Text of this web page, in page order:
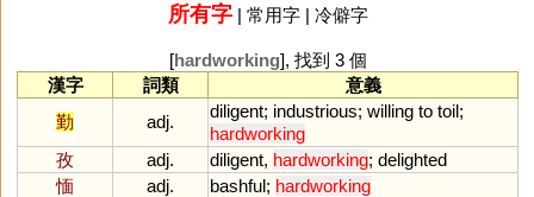
所有字| 常用字| 冷僻字
[hardworking], 找到 3 個
漢字
詞類
意義
勤
adj.
diligent; industrious; willing to toil;
hardworking
孜
adj. diligent, hardworking; delighted
愐
adj. bashful; hardworking